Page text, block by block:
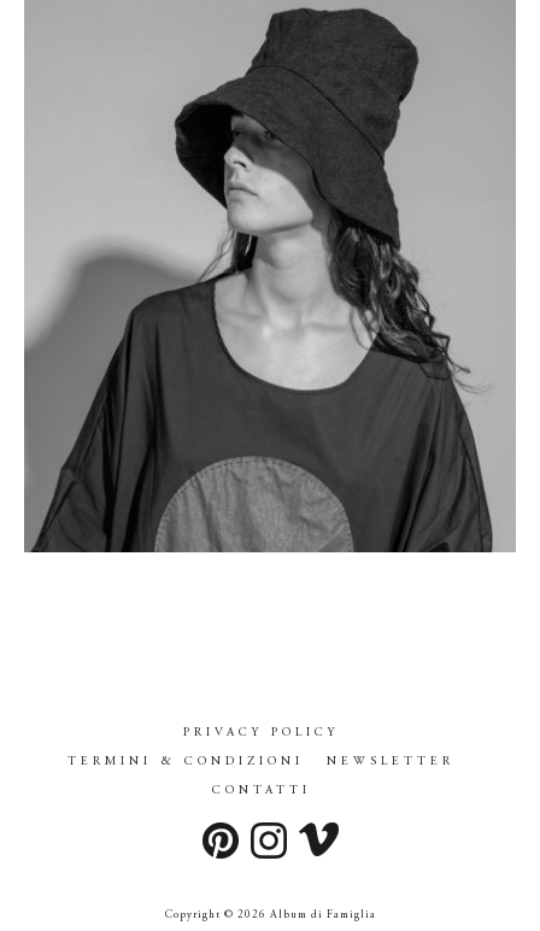
PRIVACY POLICY
TERMINI & CONDIZIONI NEWSLETTER
CONTATTI
Copyright © 2026 Album di Famiglia